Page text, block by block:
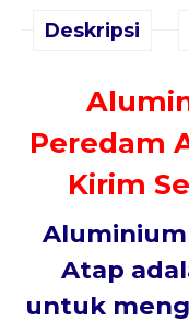
Deskripsi
Peredam
Kirim
Aluminium
Atap
untuk